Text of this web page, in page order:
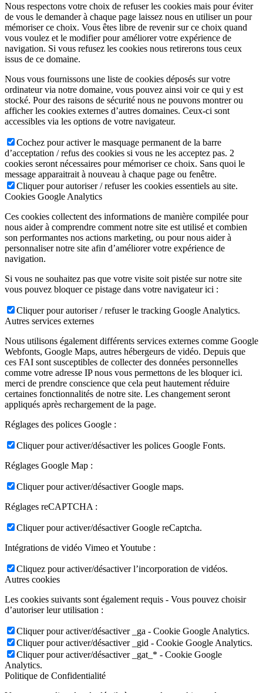
Nous respectons votre choix de refuser les cookies mais pour éviter
de vous le demander à chaque page laissez nous en utiliser un pour
mémoriser ce choix. Vous êtes libre de revenir sur ce choix quand
vous voulez et le modifier pour améliorer votre expérience de
navigation. Si vous refusez les cookies nous retirerons tous ceux
issus de ce domaine.
Nous vous fournissons une liste de cookies déposés sur votre
ordinateur via notre domaine, vous pouvez ainsi voir ce qui y est
stocké. Pour des raisons de sécurité nous ne pouvons montrer ou
afficher les cookies externes d’autres domaines. Ceux-ci sont
accessibles via les options de votre navigateur.
Cochez pour activer le masquage permanent de la barre
d’acceptation / refus des cookies si vous ne les acceptez pas. 2
cookies seront nécessaires pour mémoriser ce choix. Sans quoi le
message apparaitrait à nouveau à chaque page ou fenêtre.
Cliquer pour autoriser / refuser les cookies essentiels au site.
Cookies Google Analytics
Ces cookies collectent des informations de manière compilée pour
nous aider à comprendre comment notre site est utilisé et combien
son performantes nos actions marketing, ou pour nous aider à
personnaliser notre site afin d’améliorer votre expérience de
navigation.
Si vous ne souhaitez pas que votre visite soit pistée sur notre site
vous pouvez bloquer ce pistage dans votre navigateur ici :
Cliquer pour autoriser / refuser le tracking Google Analytics.
Autres services externes
Nous utilisons également différents services externes comme Google
Webfonts, Google Maps, autres hébergeurs de vidéo. Depuis que
ces FAI sont susceptibles de collecter des données personnelles
comme votre adresse IP nous vous permettons de les bloquer ici.
merci de prendre conscience que cela peut hautement réduire
certaines fonctionnalités de notre site. Les changement seront
appliqués après rechargement de la page.
Réglages des polices Google :
Cliquer pour activer/désactiver les polices Google Fonts.
Réglages Google Map :
Cliquer pour activer/désactiver Google maps.
Réglages reCAPTCHA :
Cliquer pour activer/désactiver Google reCaptcha.
Intégrations de vidéo Vimeo et Youtube :
Cliquez pour activer/désactiver l’incorporation de vidéos.
Autres cookies
Les cookies suivants sont également requis - Vous pouvez choisir
d’autoriser leur utilisation :
Cliquer pour activer/désactiver _ga - Cookie Google Analytics.
Cliquer pour activer/désactiver _gid - Cookie Google Analytics.
Cliquer pour activer/désactiver _gat_* - Cookie Google
Analytics.
Politique de Confidentialité